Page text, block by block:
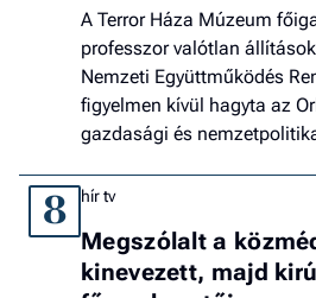
A Terror Háza Múzeum
professzor valótlan
Nemzeti Együttműködés
figyelmen kívül hagyta az
gazdasági és
8 hír tv
Megszólalt a
kinevezett, majd